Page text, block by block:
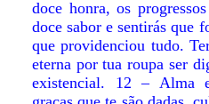
doce honra, os
doce sabor e sentirás
que providenciou tudo.
eterna por tua roupa ser
existencial. 12 – Alma